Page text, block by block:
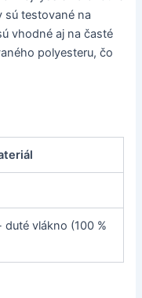
sú testované na
vhodné aj na časté
polyesteru, čo
duté vlákno (100 %